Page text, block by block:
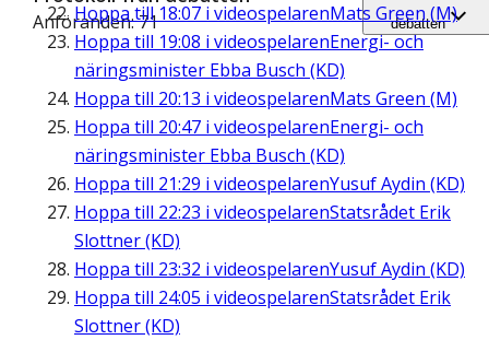
Hoppa till 18:07 i videospelarenMats Green (M)
Hoppa till 19:08 i videospelarenEnergi- och
näringsminister Ebba Busch (KD)
Hoppa till 20:13 i videospelarenMats Green (M)
Hoppa till 20:47 i videospelarenEnergi- och
näringsminister Ebba Busch (KD)
Hoppa till 21:29 i videospelarenYusuf Aydin (KD)
Hoppa till 22:23 i videospelarenStatsrådet Erik
Slottner (KD)
Hoppa till 23:32 i videospelarenYusuf Aydin (KD)
Hoppa till 24:05 i videospelarenStatsrådet Erik
Slottner (KD)
Anföranden: 71
debatten